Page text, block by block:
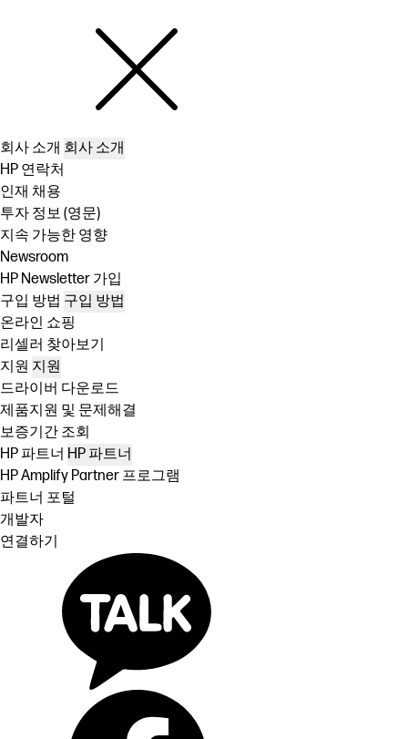
회사 소개 회사 소개
HP 연락처
인재 채용
투자 정보 (영문)
지속 가능한 영향
Newsroom
HP Newsletter 가입
구입 방법 구입 방법
온라인 쇼핑
리셀러 찾아보기
지원 지원
드라이버 다운로드
제품지원 및 문제해결
보증기간 조회
HP 파트너 HP 파트너
HP Amplify Partner 프로그램
파트너 포털
개발자
연결하기